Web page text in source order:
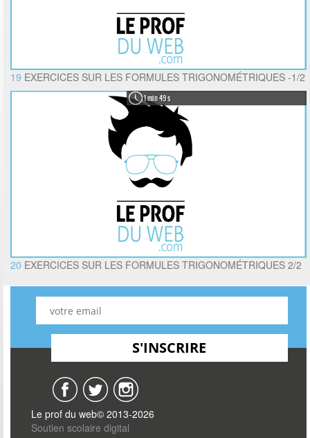
19 EXERCICES SUR LES FORMULES TRIGONOMÉTRIQUES -1/2
1 min 49 s
20 EXERCICES SUR LES FORMULES TRIGONOMÉTRIQUES 2/2
Le prof du web© 2013-2026
Soutien scolaire digital